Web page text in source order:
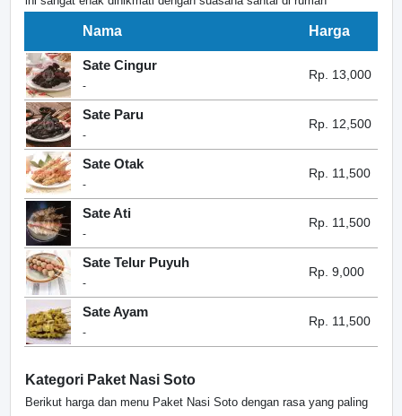
Nama Harga
Sate Cingur
-
Rp. 13,000
Sate Paru
-
Rp. 12,500
Sate Otak
-
Rp. 11,500
Sate Ati
-
Rp. 11,500
Sate Telur Puyuh
-
Rp. 9,000
Sate Ayam
-
Rp. 11,500
Kategori Paket Nasi Soto
Berikut harga dan menu Paket Nasi Soto dengan rasa yang paling